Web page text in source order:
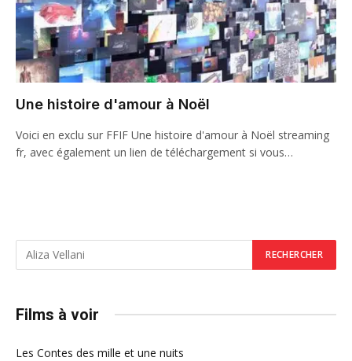
Une histoire d'amour à Noël
Voici en exclu sur FFIF Une histoire d'amour à Noël streaming
fr, avec également un lien de téléchargement si vous…
Films à voir
Les Contes des mille et une nuits